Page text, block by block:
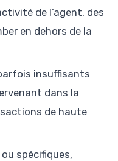
de l’agent, des
en dehors de la
insuffisants
dans la
de haute
spécifiques,